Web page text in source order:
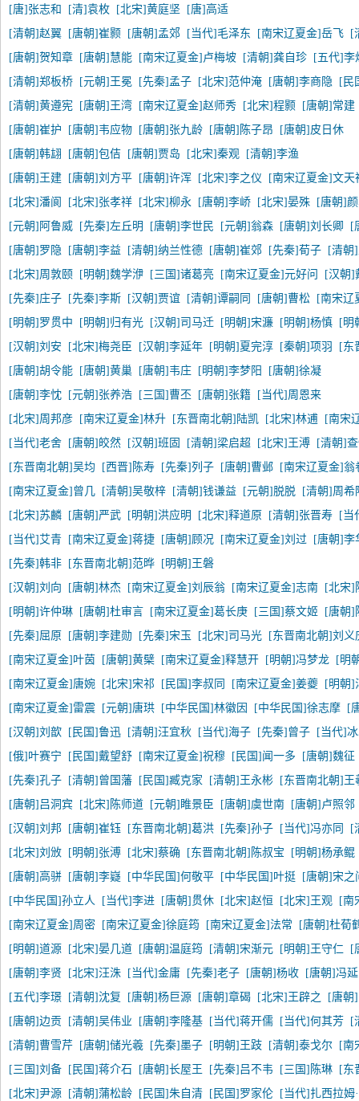
[唐]张志和
[清]袁枚 [北宋]黄庭坚
[唐]高适
[清朝]赵翼
[唐朝]崔颢 [唐朝]孟郊 [当代]毛泽东 [南宋辽夏金]岳飞
[
[唐朝]贺知章
[唐朝]慧能 [南宋辽夏金]卢梅坡 [清朝]龚自珍
[五代]李
[清朝]郑板桥
[元朝]王冕 [先秦]孟子 [北宋]范仲淹 [唐朝]李商隐
[民
[清朝]黄遵宪
[唐朝]王湾 [南宋辽夏金]赵师秀 [北宋]程颢
[唐朝]常建
[唐朝]崔护
[唐朝]韦应物 [唐朝]张九龄 [唐朝]陈子昂
[唐朝]皮日休
[唐朝]韩翃
[唐朝]包佶 [唐朝]贾岛 [北宋]秦观
[清朝]李渔
[唐朝]王建
[唐朝]刘方平 [唐朝]许浑 [北宋]李之仪
[南宋辽夏金]文天
[北宋]潘阆
[北宋]张孝祥 [北宋]柳永 [唐朝]李峤 [北宋]晏殊
[唐朝]
[元朝]阿鲁威
[先秦]左丘明 [唐朝]李世民 [元朝]翁森 [唐朝]刘长卿
[
[唐朝]罗隐
[唐朝]李益 [清朝]纳兰性德 [唐朝]崔郊 [先秦]荀子
[清朝
[北宋]周敦颐
[明朝]魏学洢 [三国]诸葛亮 [南宋辽夏金]元好问
[汉朝]
[先秦]庄子
[先秦]李斯 [汉朝]贾谊 [清朝]谭嗣同 [唐朝]曹松
[南宋辽
[明朝]罗贯中
[明朝]归有光 [汉朝]司马迁 [明朝]宋濂 [明朝]杨慎
[明
[汉朝]刘安
[北宋]梅尧臣 [汉朝]李延年 [明朝]夏完淳 [秦朝]项羽
[东
[唐朝]胡令能
[唐朝]黄巢 [唐朝]韦庄 [明朝]李梦阳
[唐朝]徐凝
[唐朝]李忱
[元朝]张养浩 [三国]曹丕 [唐朝]张籍
[当代]周恩来
[北宋]周邦彦
[南宋辽夏金]林升 [东晋南北朝]陆凯 [北宋]林逋
[南宋
[当代]老舍
[唐朝]皎然 [汉朝]班固 [清朝]梁启超 [北宋]王溥
[清朝]
[东晋南北朝]吴均
[西晋]陈寿 [先秦]列子 [唐朝]曹邺
[南宋辽夏金]翁
[南宋辽夏金]曾几
[清朝]吴敬梓 [清朝]钱谦益 [元朝]脱脱
[清朝]周希
[北宋]苏麟
[唐朝]严武 [明朝]洪应明 [北宋]释道原 [清朝]张晋寿
[当
[当代]艾青
[南宋辽夏金]蒋捷 [唐朝]顾况 [南宋辽夏金]刘过
[唐朝]李
[先秦]韩非
[东晋南北朝]范晔
[明朝]王磐
[汉朝]刘向
[唐朝]林杰 [南宋辽夏金]刘辰翁 [南宋辽夏金]志南
[北宋]
[明朝]许仲琳
[唐朝]杜审言 [南宋辽夏金]葛长庚 [三国]蔡文姬
[唐朝]
[先秦]屈原
[唐朝]李建勋 [先秦]宋玉 [北宋]司马光
[东晋南北朝]刘义
[南宋辽夏金]叶茵
[唐朝]黄檗 [南宋辽夏金]释慧开 [明朝]冯梦龙
[明
[南宋辽夏金]唐婉
[北宋]宋祁 [民国]李叔同 [南宋辽夏金]姜夔
[明朝]
[南宋辽夏金]雷震
[元朝]唐珙 [中华民国]林徽因 [中华民国]徐志摩
[
[汉朝]刘歆
[民国]鲁迅 [清朝]汪宜秋 [当代]海子 [先秦]曾子
[当代]
[俄]叶赛宁
[民国]戴望舒 [南宋辽夏金]祝穆 [民国]闻一多
[唐朝]魏征
[先秦]孔子
[清朝]曾国藩 [民国]臧克家 [清朝]王永彬
[东晋南北朝]王
[唐朝]吕洞宾
[北宋]陈师道 [元朝]睢景臣 [唐朝]虞世南
[唐朝]卢照邻
[汉朝]刘邦
[唐朝]崔钰 [东晋南北朝]葛洪 [先秦]孙子 [当代]冯亦同
[
[北宋]刘攽
[明朝]张溥 [北宋]蔡确 [东晋南北朝]陈叔宝
[明朝]杨承鲲
[唐朝]高骈
[唐朝]李嶷 [中华民国]何敬平 [中华民国]叶挺
[唐朝]宋之
[中华民国]孙立人
[当代]李进 [唐朝]贯休 [北宋]赵恒 [北宋]王观
[南
[南宋辽夏金]周密
[南宋辽夏金]徐庭筠 [南宋辽夏金]法常
[唐朝]杜荀
[明朝]道源
[北宋]晏几道 [唐朝]温庭筠 [清朝]宋渐元 [明朝]王守仁
[
[唐朝]李贤
[北宋]汪洙 [当代]金庸 [先秦]老子 [唐朝]杨收
[唐朝]冯
[五代]李璟
[清朝]沈复 [唐朝]杨巨源 [唐朝]章碣 [北宋]王辟之
[唐朝
[唐朝]边贡
[清朝]吴伟业 [唐朝]李隆基 [当代]蒋开儒 [当代]何其芳
[
[清朝]曹雪芹
[唐朝]储光羲 [先秦]墨子 [明朝]王跂 [清朝]泰戈尔
[南
[三国]刘备
[民国]蒋介石 [唐朝]长屋王 [先秦]吕不韦 [三国]陈琳
[东
[北宋]尹源
[清朝]蒲松龄 [民国]朱自清 [民国]罗家伦
[当代]扎西拉